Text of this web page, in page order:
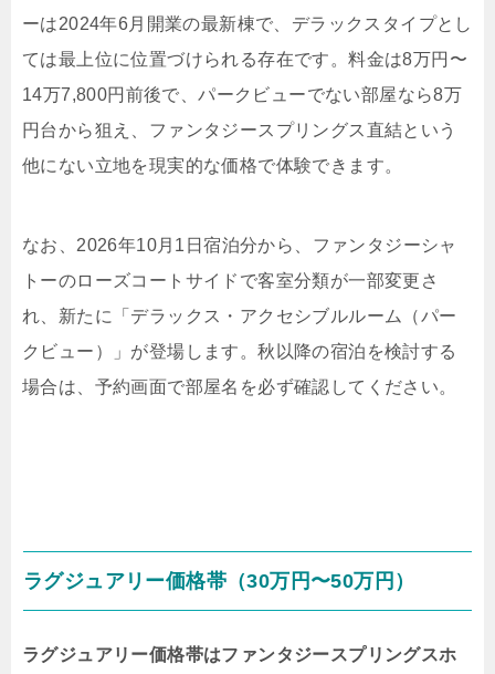
ーは2024年6月開業の最新棟で、デラックスタイプとし
ては最上位に位置づけられる存在です。料金は8万円〜
14万7,800円前後で、パークビューでない部屋なら8万
円台から狙え、ファンタジースプリングス直結という
他にない立地を現実的な価格で体験できます。
なお、2026年10月1日宿泊分から、ファンタジーシャ
トーのローズコートサイドで客室分類が一部変更さ
れ、新たに「デラックス・アクセシブルルーム（パー
クビュー）」が登場します。秋以降の宿泊を検討する
場合は、予約画面で部屋名を必ず確認してください。
ラグジュアリー価格帯（30万円〜50万円）
ラグジュアリー価格帯はファンタジースプリングスホ